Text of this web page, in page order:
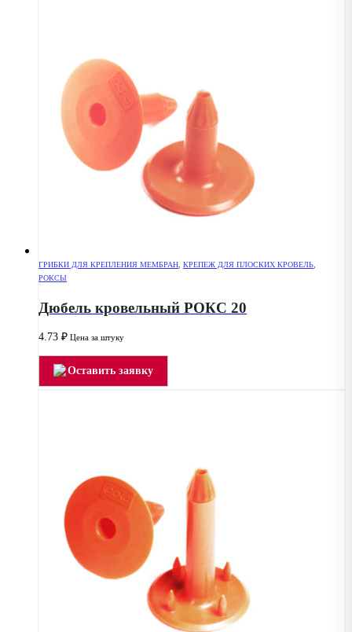
ГРИБКИ ДЛЯ КРЕПЛЕНИЯ МЕМБРАН, КРЕПЕЖ ДЛЯ ПЛОСКИХ КРОВЕЛЬ,
РОКСЫ
Дюбель кровельный РОКС 20
4.73 ₽ Цена за штуку
Оставить заявку